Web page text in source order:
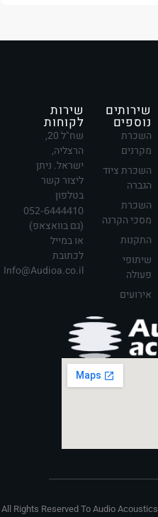
שירותים
נוספים
השכרת
מקרנים
השכרת ציוד
הגברה
השכרת
מסכי הקרנה
התקנות
שיתופי
פעולה
אירועים
שירות
לקוחות
שח"ל 20,
הרצליה,
ישראל. ניתן
ליצור קשר
בטלפון
052-6444410
(גם בוואצאפ)
או במייל
לכתובת
Info@Audioa.co.il
All Rights Reserved To Audio Acoustics